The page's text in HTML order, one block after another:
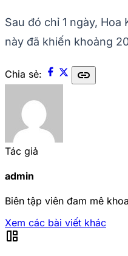
Sau đó chỉ 1 ngày,
này đã khiến khoảng
Chia sẻ: link
Tác giả
admin
Biên tập viên đam mê
Xem các bài viết khác
auto_awesome_mosaic